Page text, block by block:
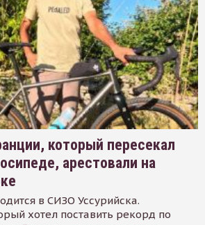
который пересекал
арестовали на
в СИЗО Уссурийска.
хотел поставить рекорд по